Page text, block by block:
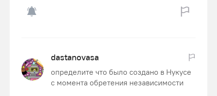
dastanovasa
определите что было создано в Нукусе
с момента обретения независимости